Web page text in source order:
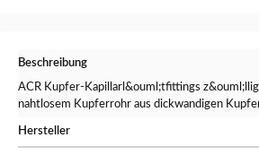
Beschreibung
ACR Kupfer-Kapillarl&ouml;tfittings
nahtlosem Kupferrohr aus dickwandigen
Hersteller